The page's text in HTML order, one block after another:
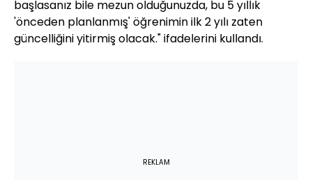
başlasanız bile mezun olduğunuzda, bu 5 yıllık
'önceden planlanmış' öğrenimin ilk 2 yılı zaten
güncelliğini yitirmiş olacak." ifadelerini kullandı.
REKLAM